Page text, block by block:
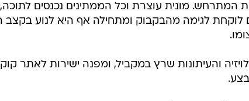
מונית עוצרת וכל הממתינים נכנסים לתוכה,
לגימה מהבקבוק ומתחילה אף היא לנוע בקצב
והעיתונות שרץ במקביל, ומפנה ישירות לאתר